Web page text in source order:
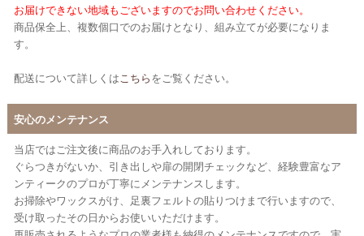
お届けできない地域もございますのでお問い合わせください。
商品保全上、複数個口でのお届けとなり、組み立てが必要になりま
す。
配送について詳しくは こちらをご覧ください。
安心のメンテナンス
当店ではご注文後に商品のお手入れしております。
ぐらつきがないか、引き出しや扉の開閉チェックなど、経験豊富なア
ンティークのプロが丁寧にメンテナンスします。
お掃除やワックスがけ、足裏フェルトの貼りつけまで行いますので、
受け取ったその日からお使いいただけます。